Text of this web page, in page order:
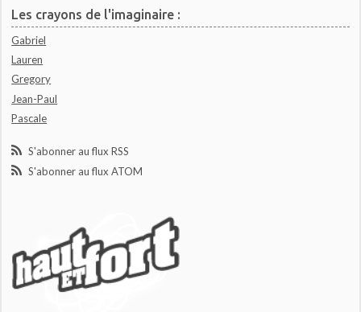
Les crayons de l'imaginaire :
Gabriel
Lauren
Gregory
Jean-Paul
Pascale
S'abonner au flux RSS
S'abonner au flux ATOM